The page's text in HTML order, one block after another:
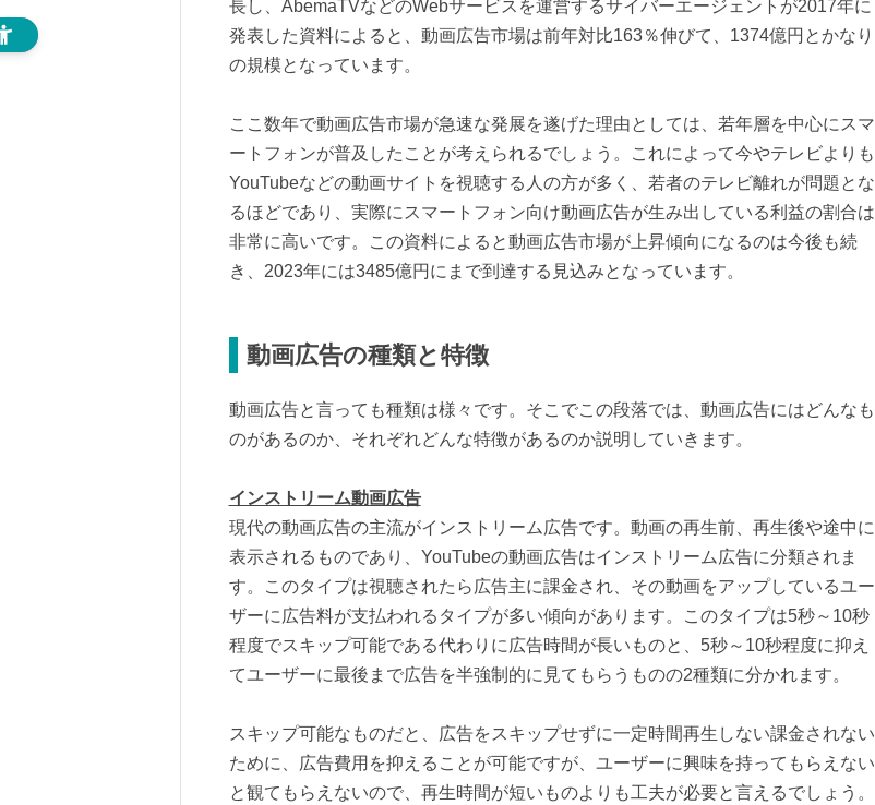
長し、AbemaTVなどのWebサービスを運営するサイバーエージェントが2017年に
発表した資料によると、動画広告市場は前年対比163％伸びて、1374億円とかなり
の規模となっています。
ここ数年で動画広告市場が急速な発展を遂げた理由としては、若年層を中心にスマ
ートフォンが普及したことが考えられるでしょう。これによって今やテレビよりも
YouTubeなどの動画サイトを視聴する人の方が多く、若者のテレビ離れが問題とな
るほどであり、実際にスマートフォン向け動画広告が生み出している利益の割合は
非常に高いです。この資料によると動画広告市場が上昇傾向になるのは今後も続
き、2023年には3485億円にまで到達する見込みとなっています。
動画広告の種類と特徴
動画広告と言っても種類は様々です。そこでこの段落では、動画広告にはどんなも
のがあるのか、それぞれどんな特徴があるのか説明していきます。
インストリーム動画広告
現代の動画広告の主流がインストリーム広告です。動画の再生前、再生後や途中に
表示されるものであり、YouTubeの動画広告はインストリーム広告に分類されま
す。このタイプは視聴されたら広告主に課金され、その動画をアップしているユー
ザーに広告料が支払われるタイプが多い傾向があります。このタイプは5秒～10秒
程度でスキップ可能である代わりに広告時間が長いものと、5秒～10秒程度に抑え
てユーザーに最後まで広告を半強制的に見てもらうものの2種類に分かれます。
スキップ可能なものだと、広告をスキップせずに一定時間再生しない課金されない
ために、広告費用を抑えることが可能ですが、ユーザーに興味を持ってもらえない
と観てもらえないので、再生時間が短いものよりも工夫が必要と言えるでしょう。